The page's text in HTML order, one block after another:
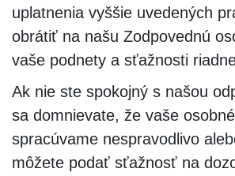
uplatnenia vyššie uvedených
obrátiť na našu Zodpovednú
vaše podnety a sťažnosti
Ak nie ste spokojný s našou
sa domnievate, že vaše
spracúvame nespravodlivo
môžete podať sťažnosť na